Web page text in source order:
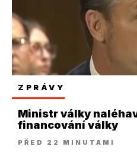
ZPRÁVY
Ministr války
financování války
PŘED 22 MINUTAMI